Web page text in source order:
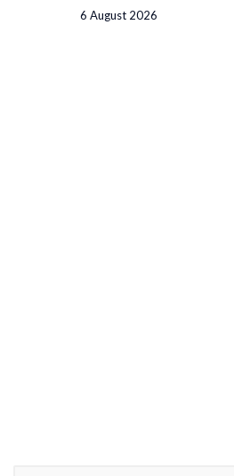
6 August 2026